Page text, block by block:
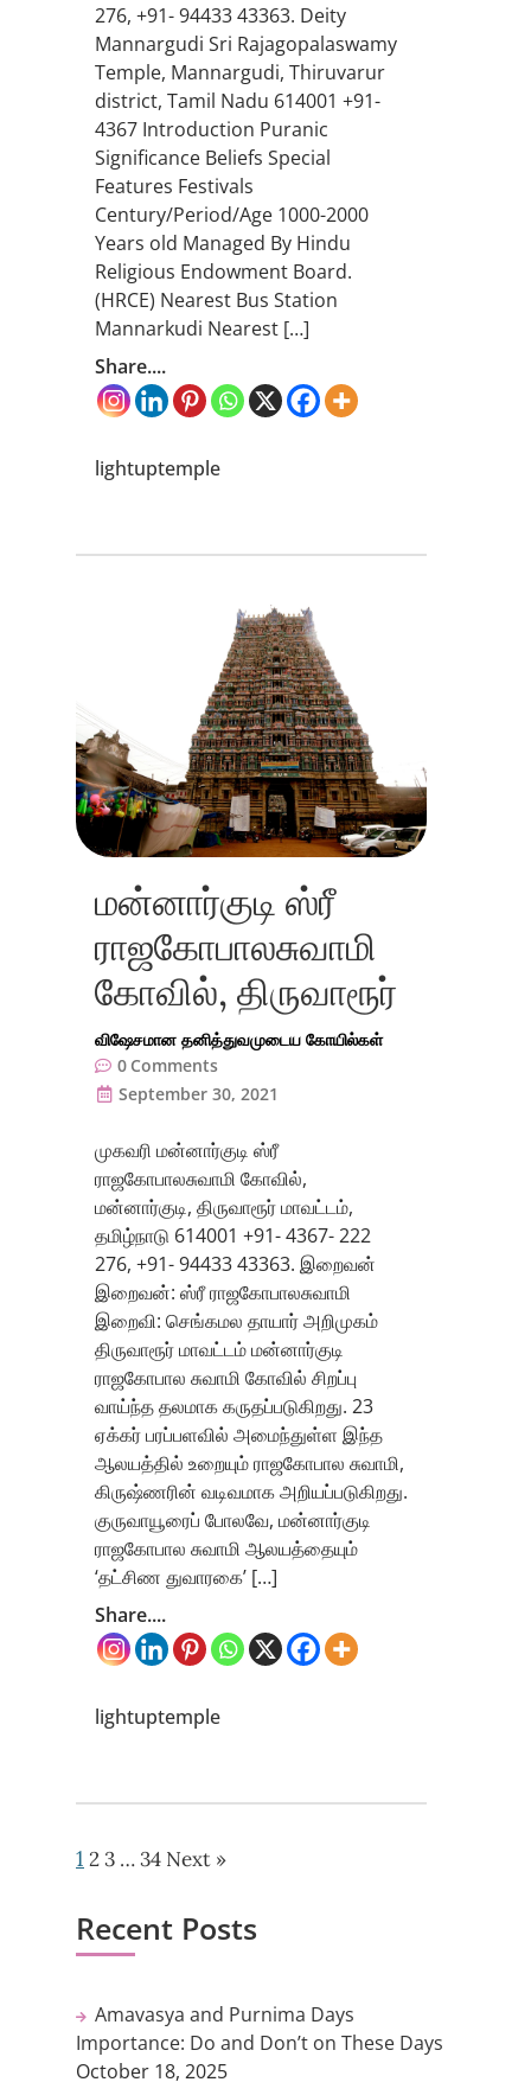
276, +91- 94433 43363. Deity
Mannargudi Sri Rajagopalaswamy
Temple, Mannargudi, Thiruvarur
district, Tamil Nadu 614001 +91-
4367 Introduction Puranic
Significance Beliefs Special
Features Festivals
Century/Period/Age 1000-2000
Years old Managed By Hindu
Religious Endowment Board.
(HRCE) Nearest Bus Station
Mannarkudi Nearest […]
Share....
lightuptemple
மன்னார்குடி ஸ்ரீ
ராஜகோபாலசுவாமி
கோவில், திருவாரூர்
விஷேசமான தனித்துவமுடைய கோயில்கள்
0 Comments
September 30, 2021
முகவரி மன்னார்குடி ஸ்ரீ
ராஜகோபாலசுவாமி கோவில்,
மன்னார்குடி, திருவாரூர் மாவட்டம்,
தமிழ்நாடு 614001 +91- 4367- 222
276, +91- 94433 43363. இறைவன்
இறைவன்: ஸ்ரீ ராஜகோபாலசுவாமி
இறைவி: செங்கமல தாயார் அறிமுகம்
திருவாரூர் மாவட்டம் மன்னார்குடி
ராஜகோபால சுவாமி கோவில் சிறப்பு
வாய்ந்த தலமாக கருதப்படுகிறது. 23
ஏக்கர் பரப்பளவில் அமைந்துள்ள இந்த
ஆலயத்தில் உறையும் ராஜகோபால சுவாமி,
கிருஷ்ணரின் வடிவமாக அறியப்படுகிறது.
குருவாயூரைப் போலவே, மன்னார்குடி
ராஜகோபால சுவாமி ஆலயத்தையும்
‘தட்சிண துவாரகை’ […]
Share....
lightuptemple
1 2 3 … 34 Next »
Recent Posts
Amavasya and Purnima Days
Importance: Do and Don’t on These Days
October 18, 2025